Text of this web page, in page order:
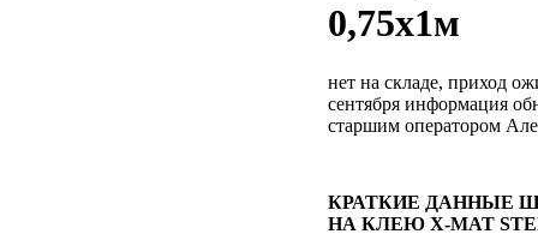
0,75х1м
нет на складе, приход
сентября информация
старшим оператором
КРАТКИЕ ДАННЫЕ
НА КЛЕЮ X-MAT